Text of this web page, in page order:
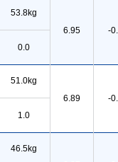
53.8kg
6.95
-
0.0
51.0kg
6.89
-
1.0
46.5kg